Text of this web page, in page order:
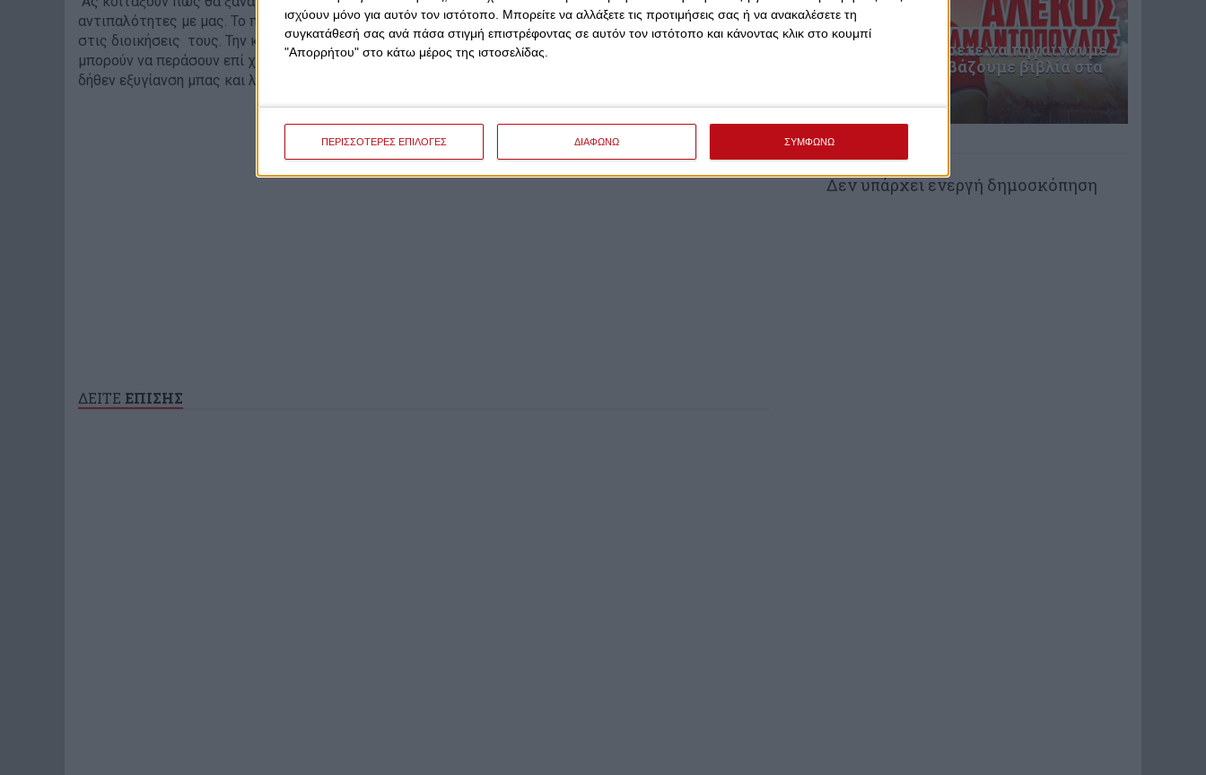
ισχύουν μόνο για αυτόν τον ιστότοπο. Μπορείτε να αλλάξετε τις προτιμήσεις σας ή να ανακαλέσετε τη
συγκατάθεσή σας ανά πάσα στιγμή επιστρέφοντας σε αυτόν τον ιστότοπο και κάνοντας κλικ στο κουμπί
"Απορρήτου" στο κάτω μέρος της ιστοσελίδας.
ΠΕΡΙΣΣΟΤΕΡΕΣ ΕΠΙΛΟΓΕΣ ΔΙΑΦΩΝΩ ΣΥΜΦΩΝΩ
αντιπαλότητες με μας. Το παραμύθι του «κακού Ολυμπιακού» δεν έχει πέραση πια. Οι ευθύνες αναλογούν
στις διοικήσεις τους. Την καταστροφή στο Ελληνικό ποδόσφαιρο την έχουν φέρει αυτοί με το να μην
μπορούν να περάσουν επί χρόνια προκριματικά στην Ευρώπη, και αυτοί που συμμάχησαν με πρόσχημα την
δήθεν εξυγίανση μπας και λιγδώσει το αντεράκι τους.
ΔΕΙΤΕ ΕΠΙΣΗΣ
Μην μας καταντήσετε να πηγαίνουμε
γήπεδο και να διαβάζουμε βιβλία στα
πριν από 22 ώρες
ΨΗΦΟΦΟΡΙΑ
Δεν υπάρχει ενεργή δημοσκόπηση